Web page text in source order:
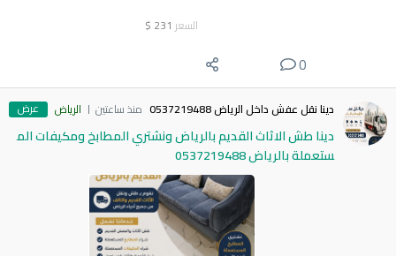
السعر 231
$
0
دينا نقل عفش داخل الرياض 0537219488 منذ ساعتين الرياض عرض
دينا طش الاثاث القديم بالرياض ونشتري المطابخ ومكيفات الم
ستعملة بالرياض 0537219488